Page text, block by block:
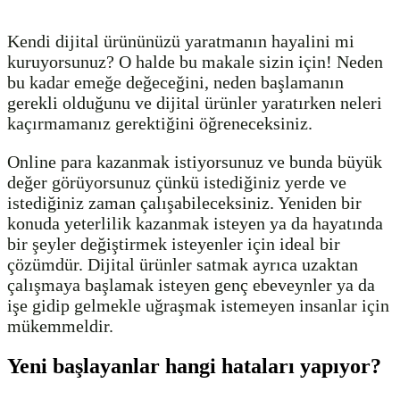
Kendi dijital ürününüzü yaratmanın hayalini mi
kuruyorsunuz? O halde bu makale sizin için! Neden
bu kadar emeğe değeceğini, neden başlamanın
gerekli olduğunu ve dijital ürünler yaratırken neleri
kaçırmamanız gerektiğini öğreneceksiniz.
Online para kazanmak istiyorsunuz ve bunda büyük
değer görüyorsunuz çünkü istediğiniz yerde ve
istediğiniz zaman çalışabileceksiniz. Yeniden bir
konuda yeterlilik kazanmak isteyen ya da hayatında
bir şeyler değiştirmek isteyenler için ideal bir
çözümdür. Dijital ürünler satmak ayrıca uzaktan
çalışmaya başlamak isteyen genç ebeveynler ya da
işe gidip gelmekle uğraşmak istemeyen insanlar için
mükemmeldir.
Yeni başlayanlar hangi hataları yapıyor?